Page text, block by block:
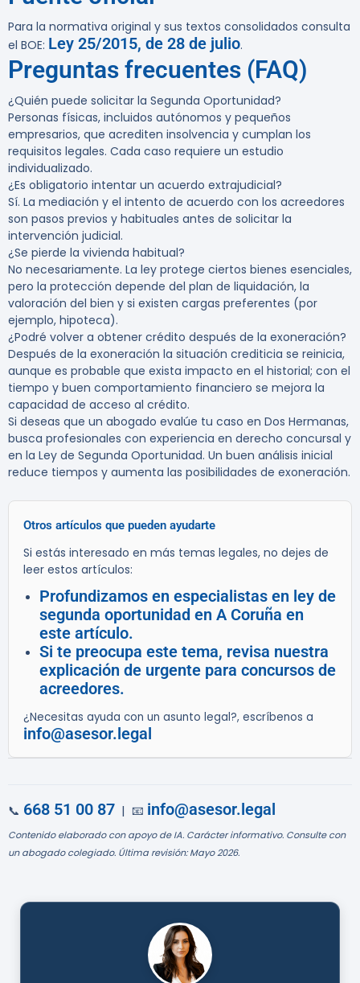
Para la normativa original y sus textos consolidados consulta
el BOE: Ley 25/2015, de 28 de julio.
Preguntas frecuentes (FAQ)
¿Quién puede solicitar la Segunda Oportunidad?
Personas físicas, incluidos autónomos y pequeños
empresarios, que acrediten insolvencia y cumplan los
requisitos legales. Cada caso requiere un estudio
individualizado.
¿Es obligatorio intentar un acuerdo extrajudicial?
Sí. La mediación y el intento de acuerdo con los acreedores
son pasos previos y habituales antes de solicitar la
intervención judicial.
¿Se pierde la vivienda habitual?
No necesariamente. La ley protege ciertos bienes esenciales,
pero la protección depende del plan de liquidación, la
valoración del bien y si existen cargas preferentes (por
ejemplo, hipoteca).
¿Podré volver a obtener crédito después de la exoneración?
Después de la exoneración la situación crediticia se reinicia,
aunque es probable que exista impacto en el historial; con el
tiempo y buen comportamiento financiero se mejora la
capacidad de acceso al crédito.
Si deseas que un abogado evalúe tu caso en Dos Hermanas,
busca profesionales con experiencia en derecho concursal y
en la Ley de Segunda Oportunidad. Un buen análisis inicial
reduce tiempos y aumenta las posibilidades de exoneración.
Otros artículos que pueden ayudarte
Si estás interesado en más temas legales, no dejes de
leer estos artículos:
Profundizamos en especialistas en ley de
segunda oportunidad en A Coruña en
este artículo.
Si te preocupa este tema, revisa nuestra
explicación de urgente para concursos de
acreedores.
¿Necesitas ayuda con un asunto legal?, escríbenos a
info@asesor.legal
📞 668 51 00 87 | 📧 info@asesor.legal
Contenido elaborado con apoyo de IA. Carácter informativo. Consulte con
un abogado colegiado. Última revisión: Mayo 2026.